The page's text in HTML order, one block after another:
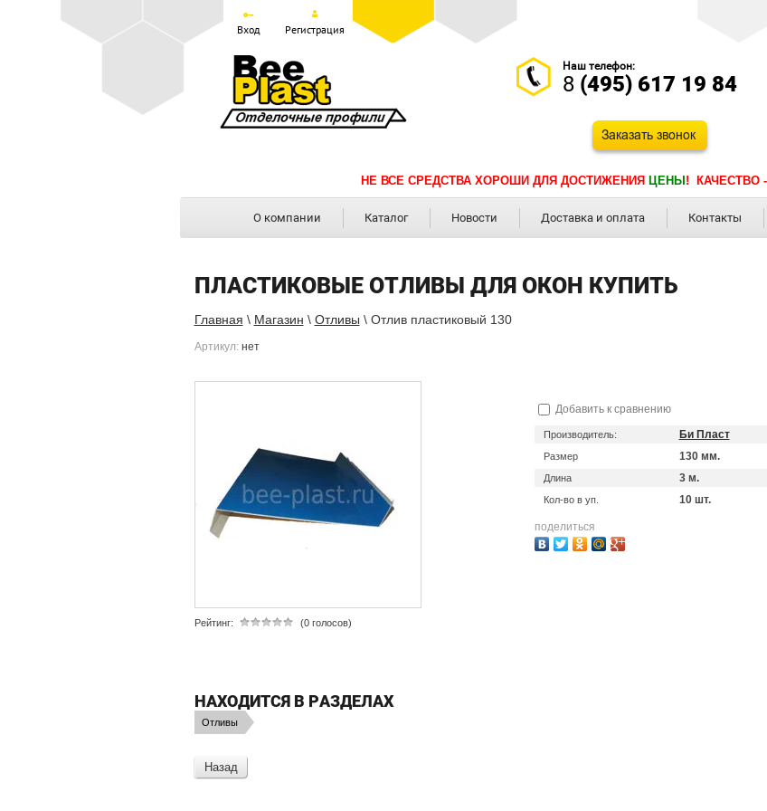
Вход Регистрация
Наш телефон:
8 (495) 617 19 84
НЕ ВСЕ СРЕДСТВА ХОРОШИ ДЛЯ ДОСТИЖЕНИЯ ЦЕНЫ ! КАЧЕСТВО
О компании Каталог Новости Доставка и оплата Контакты
ПЛАСТИКОВЫЕ ОТЛИВЫ ДЛЯ ОКОН КУПИТЬ
Главная \ Магазин \ Отливы \ Отлив пластиковый 130
Артикул:нет
Рейтинг: (0 голосов)
Добавить к сравнению
Производитель: Би Пласт
Размер 130 мм.
Длина 3 м.
Кол-во в уп. 10 шт.
поделиться
НАХОДИТСЯ В РАЗДЕЛАХ
Отливы
Назад